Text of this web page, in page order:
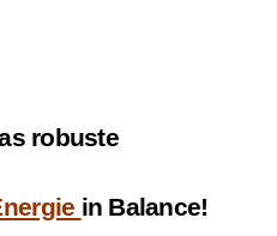
robuste
in Balance!